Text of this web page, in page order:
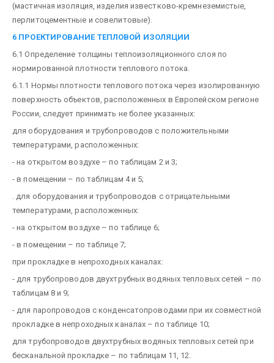
(мастичная изоляция, изделия известково-кремнеземистые,
перлитоцементные и совелитовые).
6 ПРОЕКТИРОВАНИЕ ТЕПЛОВОЙ ИЗОЛЯЦИИ
6.1 Определение толщины теплоизоляционного слоя по
нормированной плотности теплового потока.
6.1.1 Нормы плотности теплового потока через изолированную
поверхность объектов, расположенных в Европейском регионе
России, следует принимать не более указанных:
для оборудования и трубопроводов с положительными
температурами, расположенных:
- на открытом воздухе – по таблицам 2 и 3;
- в помещении – по таблицам 4 и 5;
. для оборудования и трубопроводов с отрицательными
температурами, расположенных:
- на открытом воздухе – по таблице 6;
- в помещении – по таблице 7;
при прокладке в непроходных каналах:
- для трубопроводов двухтрубных водяных тепловых сетей – по
таблицам 8 и 9;
- для паропроводов с конденсатопроводами при их совместной
прокладке в непроходных каналах – по таблице 10;
для трубопроводов двухтрубных водяных тепловых сетей при
бесканальной прокладке – по таблицам 11, 12.